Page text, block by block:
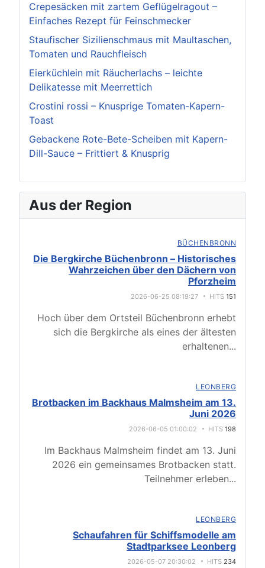
Crepesäcken mit zartem Geflügelragout –
Einfaches Rezept für Feinschmecker
Staufischer Sizilienschmaus mit Maultaschen,
Tomaten und Rauchfleisch
Eierküchlein mit Räucherlachs – leichte
Delikatesse mit Meerrettich
Crostini rossi – Knusprige Tomaten-Kapern-
Toast
Gebackene Rote-Bete-Scheiben mit Kapern-
Dill-Sauce – Frittiert & Knusprig
Aus der Region
BÜCHENBRONN
Die Bergkirche Büchenbronn – Historisches
Wahrzeichen über den Dächern von
Pforzheim
2026-06-25 08:19:27 HITS 151
Hoch über dem Ortsteil Büchenbronn erhebt
sich die Bergkirche als eines der ältesten
erhaltenen...
LEONBERG
Brotbacken im Backhaus Malmsheim am 13.
Juni 2026
2026-06-05 01:00:02 HITS 198
Im Backhaus Malmsheim findet am 13. Juni
2026 ein gemeinsames Brotbacken statt.
Teilnehmer erleben...
LEONBERG
Schaufahren für Schiffsmodelle am
Stadtparksee Leonberg
2026-05-07 20:30:02 HITS 234